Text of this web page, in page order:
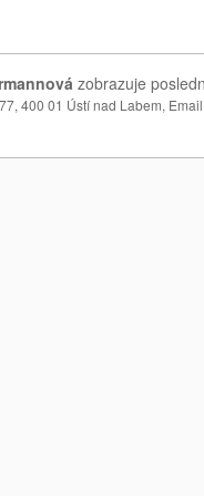
zobrazuje
400 01 Ústí nad Labem,